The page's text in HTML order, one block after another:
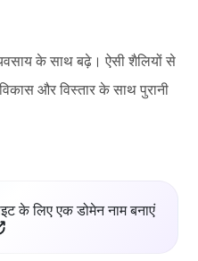
के साथ बढ़े। ऐसी शैलियों से
और विस्तार के साथ पुरानी
के लिए एक डोमेन नाम बनाएं